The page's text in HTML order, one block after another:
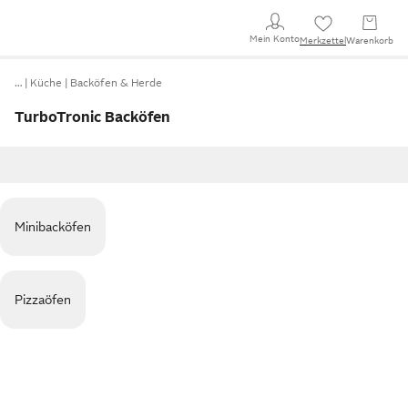
Mein KontoMerkzettel Warenkorb
… Küche Backöfen & Herde
TurboTronic Backöfen
Minibacköfen
Pizzaöfen